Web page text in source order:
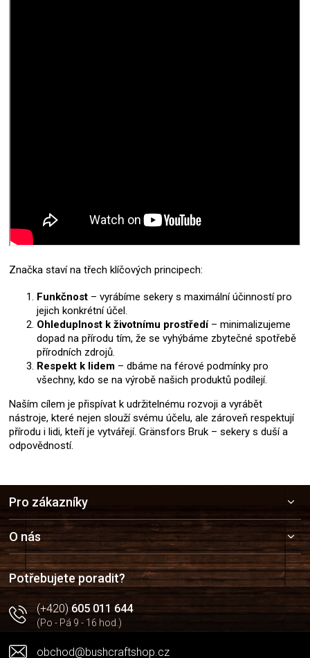
Značka staví na třech klíčových principech:
Funkčnost – vyrábíme sekery s maximální účinností pro
jejich konkrétní účel.
Ohleduplnost k životnímu prostředí– minimalizujeme
dopad na přírodu tím, že se vyhýbáme zbytečné spotřebě
přírodních zdrojů.
Respekt k lidem – dbáme na férové podmínky pro
všechny, kdo se na výrobě našich produktů podílejí.
Naším cílem je přispívat k udržitelnému rozvoji a vyrábět
nástroje, které nejen slouží svému účelu, ale zároveň respektují
přírodu i lidi, kteří je vytvářejí. Gränsfors Bruk – sekery s duší a
odpovědností.
a
t
í
Pro zákazníky
O nás
Potřebujete poradit?
(+420)605 011 644
(Po - Pá 9 - 16 hod.)
obchod@bushcraftshop.cz